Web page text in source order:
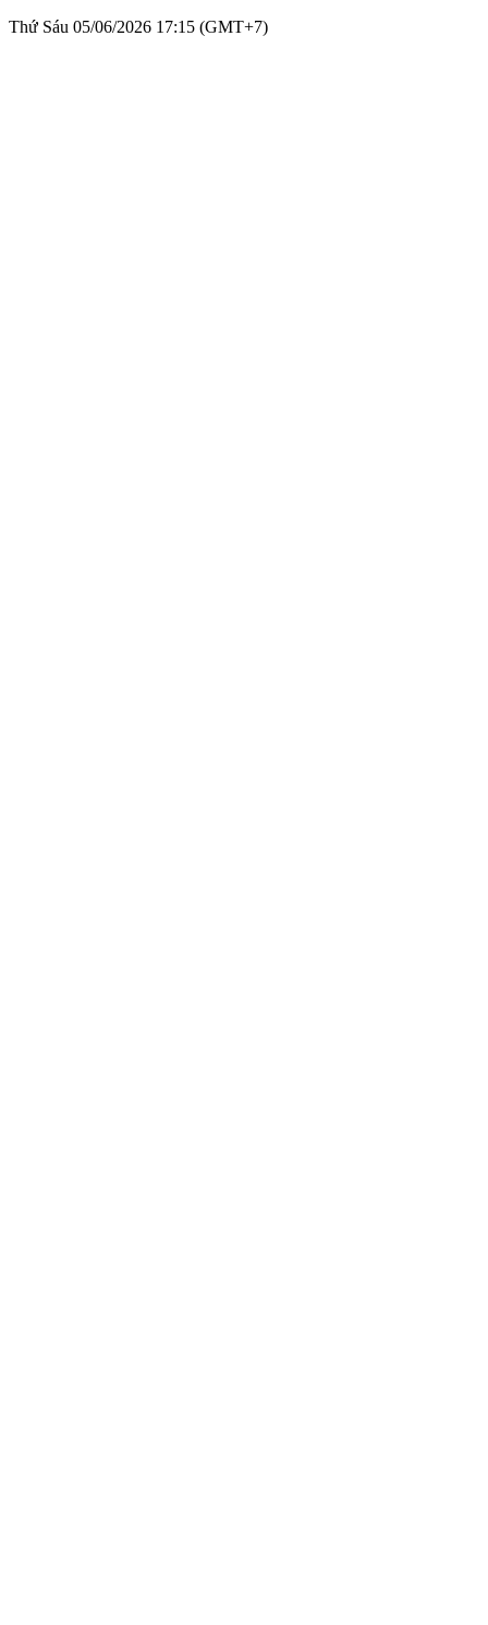
Thứ Sáu 05/06/2026 17:15 (GMT+7)